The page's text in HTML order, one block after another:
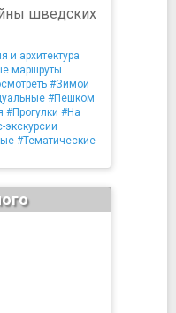
шведских
и архитектура
маршруты
#Зимой
#Пешком
#Прогулки #На
экскурсии
#Тематические